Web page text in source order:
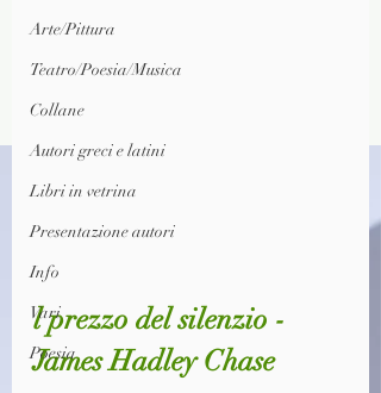
Arte/Pittura
Teatro/Poesia/Musica
Collane
Autori greci e latini
Libri in vetrina
Presentazione autori
Info
Vari
Poesia
l prezzo del silenzio -
James Hadley Chase